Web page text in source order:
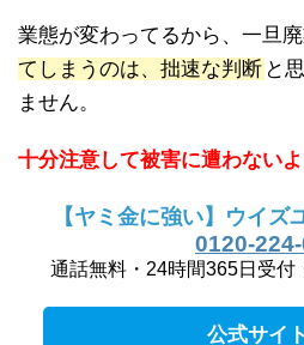
業態が変わってるから、一旦
てしまうのは、拙速な判断 と
ません。
十分注意して被害に遭わない
【ヤミ金に強い】ウイズ
0120-
通話無料・24時間365日受付
公式サイ